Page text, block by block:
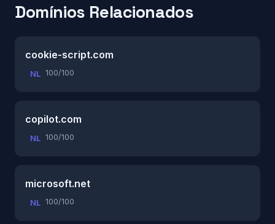
Domínios Relacionados
cookie-script.com
NL 100/100
copilot.com
NL 100/100
microsoft.net
NL 100/100